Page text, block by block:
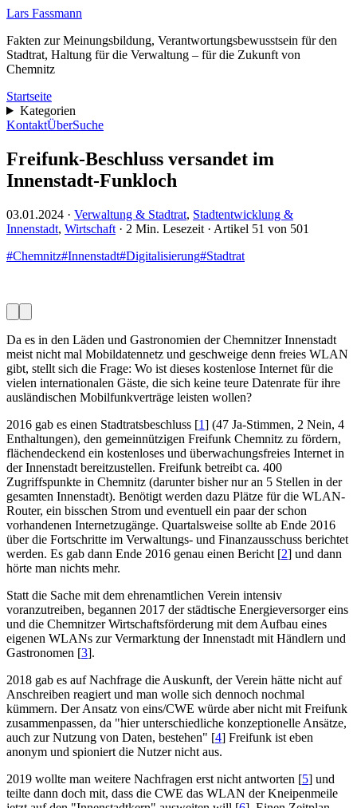
Lars Fassmann
Fakten zur Meinungsbildung, Verantwortungsbewusstsein für den
Stadtrat, Haltung für die Verwaltung – für die Zukunft von
Chemnitz
Startseite
Kategorien
KontaktÜberSuche
Freifunk-Beschluss versandet im
Innenstadt-Funkloch
03.01.2024 · Verwaltung & Stadtrat, Stadtentwicklung &
Innenstadt, Wirtschaft · 2 Min. Lesezeit · Artikel 51 von 501
#Chemnitz#Innenstadt#Digitalisierung#Stadtrat
Da es in den Läden und Gastronomien der Chemnitzer Innenstadt
meist nicht mal Mobildatennetz und geschweige denn freies WLAN
gibt, stellt sich die Frage: Wo ist dieses kostenlose Internet für die
vielen internationalen Gäste, die sich keine teure Datenrate für ihre
ausländischen Mobilfunkverträge leisten wollen?
2016 gab es einen Stadtratsbeschluss [1] (47 Ja-Stimmen, 2 Nein, 4
Enthaltungen), den gemeinnützigen Freifunk Chemnitz zu fördern,
flächendeckend ein kostenloses und überwachungsfreies Internet in
der Innenstadt bereitzustellen. Freifunk betreibt ca. 400
Zugriffspunkte in Chemnitz (darunter bisher nur an 5 Stellen in der
gesamten Innenstadt). Benötigt werden dazu Plätze für die WLAN-
Router, ein bisschen Strom und eventuell ein paar der schon
vorhandenen Internetzugänge. Quartalsweise sollte ab Ende 2016
über die Fortschritte im Verwaltungs- und Finanzausschuss berichtet
werden. Es gab dann Ende 2016 genau einen Bericht [2] und dann
hörte man nichts mehr.
Statt die Sache mit dem ehrenamtlichen Verein intensiv
voranzutreiben, begannen 2017 der städtische Energieversorger eins
und die Chemnitzer Wirtschaftsförderung mit dem Aufbau eines
eigenen WLANs zur Vermarktung der Innenstadt mit Händlern und
Gastronomen [3].
2018 gab es auf Nachfrage die Auskunft, der Verein hätte nicht auf
Anschreiben reagiert und man wolle sich dennoch nochmal
kümmern. Der Ansatz von eins/CWE würde aber nicht mit Freifunk
zusammenpassen, da "hier unterschiedliche konzeptionelle Ansätze,
auch zur Nutzung von Daten, bestehen" [4] Freifunk ist eben
anonym und spioniert die Nutzer nicht aus.
2019 wollte man weitere Nachfragen erst nicht antworten [5] und
teilte dann doch mit, dass die CWE das WLAN der Kneipenmeile